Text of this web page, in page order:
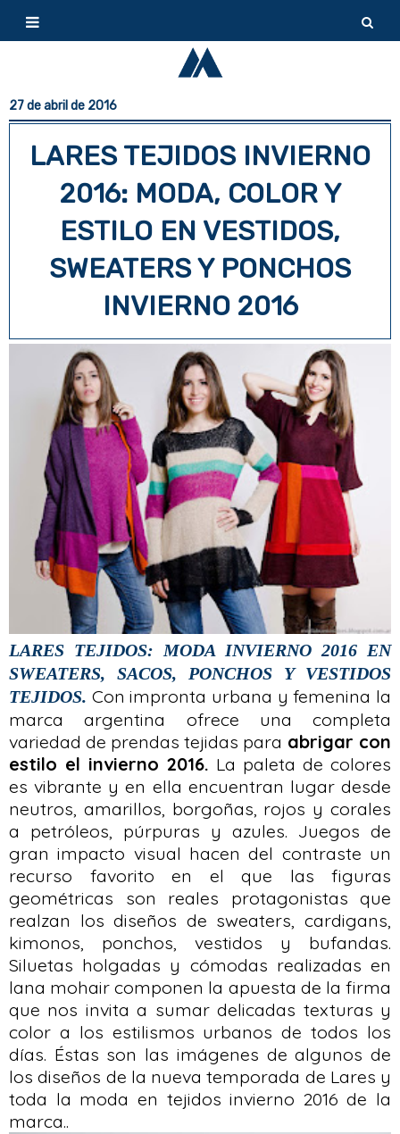
27 de abril de 2016
LARES TEJIDOS INVIERNO
2016: MODA, COLOR Y
ESTILO EN VESTIDOS,
SWEATERS Y PONCHOS
INVIERNO 2016
LARES TEJIDOS: MODA INVIERNO 2016 EN
SWEATERS, SACOS, PONCHOS Y VESTIDOS
TEJIDOS. Con impronta urbana y femenina la
marca argentina ofrece una completa
variedad de prendas tejidas para abrigar con
estilo el invierno 2016. La paleta de colores
es vibrante y en ella encuentran lugar desde
neutros, amarillos, borgoñas, rojos y corales
a petróleos, púrpuras y azules. Juegos de
gran impacto visual hacen del contraste un
recurso favorito en el que las figuras
geométricas son reales protagonistas que
realzan los diseños de sweaters, cardigans,
kimonos, ponchos, vestidos y bufandas.
Siluetas holgadas y cómodas realizadas en
lana mohair componen la apuesta de la firma
que nos invita a sumar delicadas texturas y
color a los estilismos urbanos de todos los
días. Éstas son las imágenes de algunos de
los diseños de la nueva temporada de Lares y
toda la moda en tejidos invierno 2016 de la
marca..